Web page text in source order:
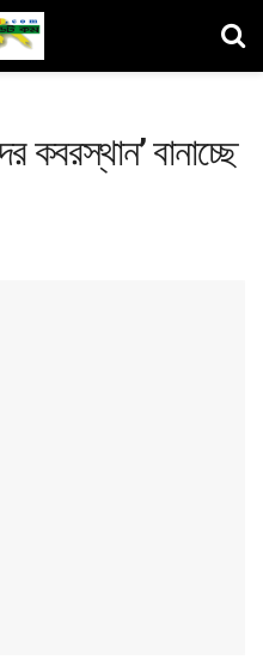
কবরস্থান’ বানাচ্ছে